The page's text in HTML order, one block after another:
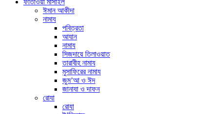
ফাতাওয়া মাসাইল
ঈমান আকীদা
নামায
পবিত্রতা
আযান
নামায
সিজদায়ে তিলাওয়াত
তারাবীহ নামায
মুসাফিরের নামায
জুম’আ ও ঈদ
জানাযা ও দাফন
রোযা
রোযা